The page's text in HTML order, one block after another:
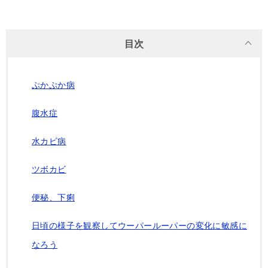
目次
ぷかぷか病
腹水症
水カビ病
ツボカビ
便秘、下痢
日頃の様子を観察してウーパールーパーの変化に敏感に
なろう